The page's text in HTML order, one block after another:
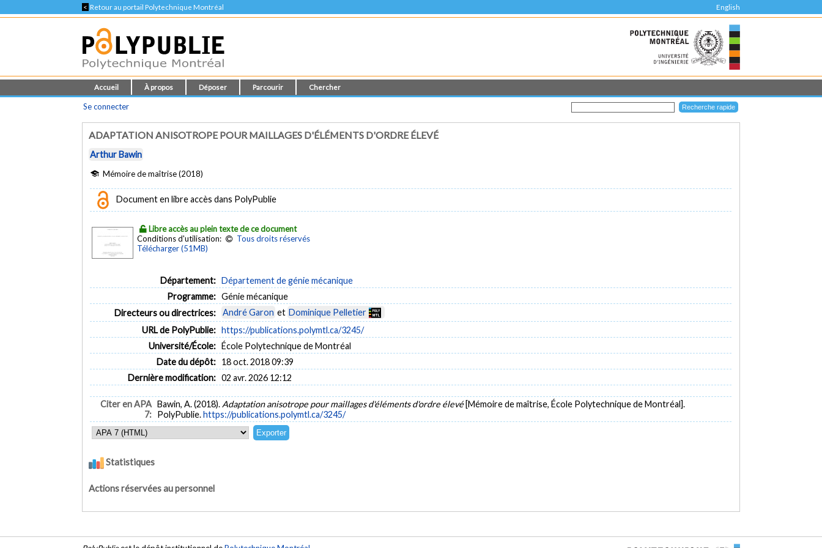
< Retour au portail Polytechnique Montréal English
Accueil À propos Déposer Parcourir Chercher
Se connecter
ADAPTATION ANISOTROPE POUR MAILLAGES D'ÉLÉMENTS D'ORDRE ÉLEVÉ
Arthur Bawin
Mémoire de maîtrise (2018)
Document en libre accès dans PolyPublie
Libre accès au plein texte de ce document
Conditions d'utilisation:
Tous droits réservés
Télécharger (51MB)
Département: Département de génie mécanique
Programme: Génie mécanique
Directeurs ou directrices:
André Garon et Dominique Pelletier
URL de PolyPublie: https://publications.polymtl.ca/3245/
Université/École: École Polytechnique de Montréal
Date du dépôt: 18 oct. 2018 09:39
Dernière modification: 02 avr. 2026 12:12
Citer en APA
7:
Bawin, A. (2018). Adaptation anisotrope pour maillages d'éléments d'ordre élevé [Mémoire de maîtrise, École Polytechnique de Montréal].
PolyPublie.https://publications.polymtl.ca/3245/
Statistiques
Actions réservées au personnel